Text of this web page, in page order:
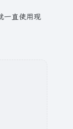
一直使用现